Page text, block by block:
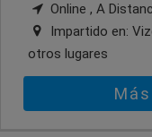
Online , A
Impartido en:
otros lugares